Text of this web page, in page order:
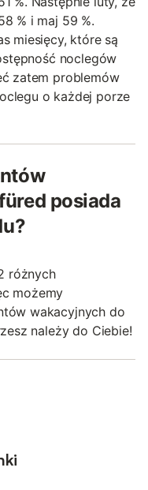
% i maj 59 %.
miesięcy, które są
noclegów
zatem problemów
o każdej porze
posiada
różnych
możemy
wakacyjnych do
należy do Ciebie!